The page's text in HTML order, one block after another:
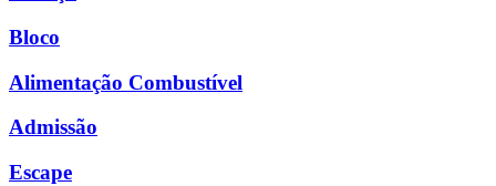
Bloco
Alimentação Combustível
Admissão
Escape